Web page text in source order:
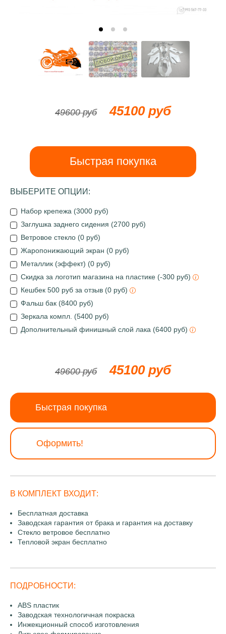
49600 руб 45100 руб
Быстрая покупка
ВЫБЕРИТЕ ОПЦИИ:
Набор крепежа (3000 руб)
Заглушка заднего сидения (2700 руб)
Ветровое стекло (0 руб)
Жаропонижающий экран (0 руб)
Металлик (эффект) (0 руб)
Скидка за логотип магазина на пластике (-300 руб)
Кешбек 500 руб за отзыв (0 руб)
Фальш бак (8400 руб)
Зеркала компл. (5400 руб)
Дополнительный финишный слой лака (6400 руб)
49600 руб 45100 руб
Быстрая покупка
Оформить!
В КОМПЛЕКТ ВХОДИТ:
Бесплатная доставка
Заводская гарантия от брака и гарантия на доставку
Стекло ветровое бесплатно
Тепловой экран бесплатно
ПОДРОБНОСТИ:
ABS пластик
Заводская технологичная покраска
Инжекционный способ изготовления